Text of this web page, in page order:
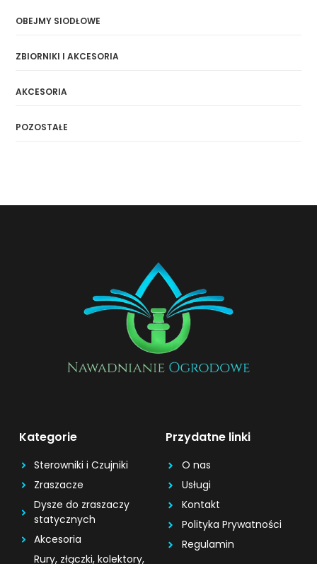
OBEJMY SIODŁOWE
ZBIORNIKI I AKCESORIA
AKCESORIA
POZOSTAŁE
Kategorie
Sterowniki i Czujniki
Zraszacze
Dysze do zraszaczy
statycznych
Akcesoria
Rury, złączki, kolektory,
Przydatne linki
O nas
Usługi
Kontakt
Polityka Prywatności
Regulamin